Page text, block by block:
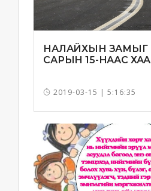
НАЛАЙХЫН ЗАМЫГ
САРЫН 15-НААС
2019-03-15 | 5:16:35